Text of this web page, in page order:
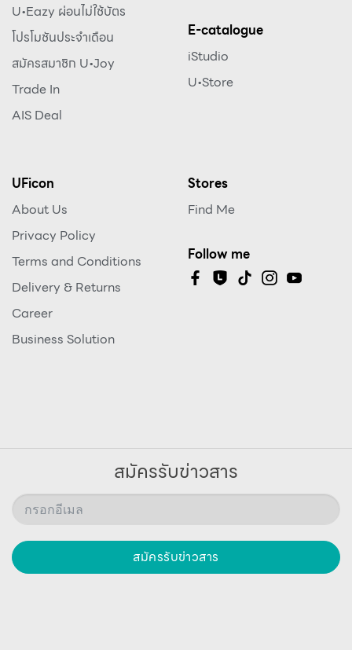
U•Eazy ผ่อนไม่ใช้บัตร
โปรโมชันประจำเดือน
สมัครสมาชิก U•Joy
Trade In
AIS Deal
E-catalogue
iStudio
U•Store
UFicon
About Us
Privacy Policy
Terms and Conditions
Delivery & Returns
Career
Business Solution
Stores
Find Me
Follow me
สมัครรับข่าวสาร
สมัครรับข่าวสาร